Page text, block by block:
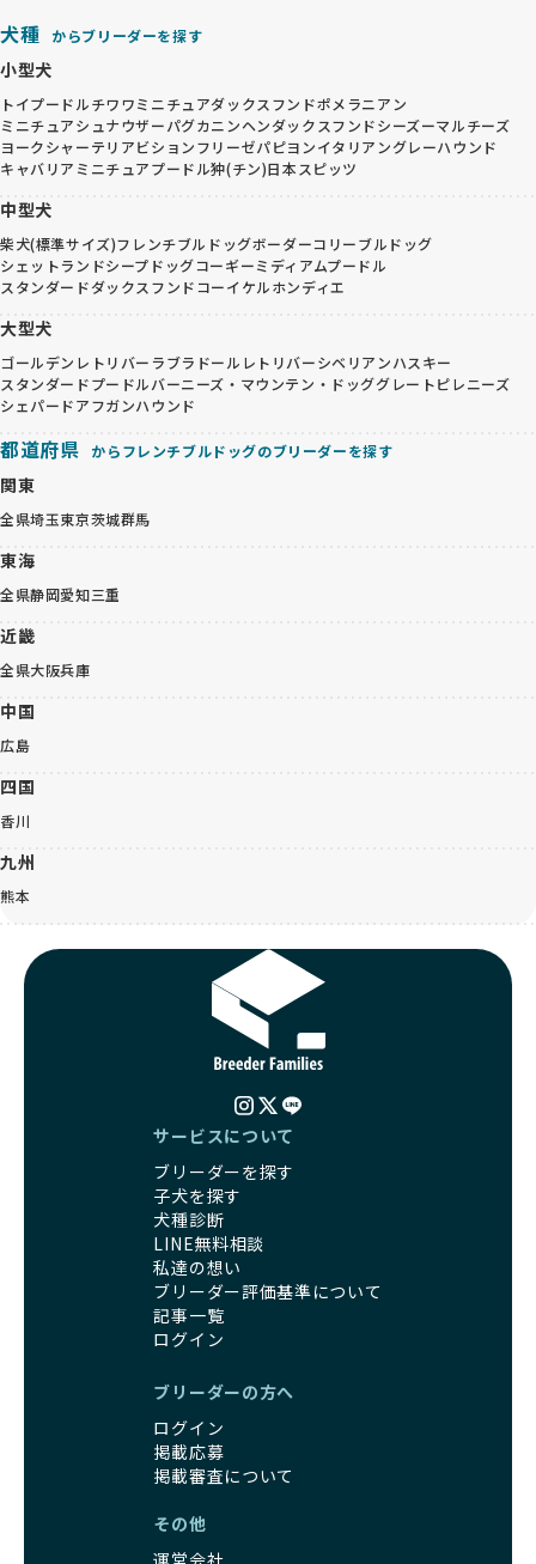
犬種 からブリーダーを探す
小型犬
トイプードルチワワミニチュアダックスフンドポメラニアン
ミニチュアシュナウザーパグカニンヘンダックスフンドシーズーマルチーズ
ヨークシャーテリアビションフリーゼパピヨンイタリアングレーハウンド
キャバリア ミニチュアプードル狆(チン)日本スピッツ
中型犬
柴犬(標準サイズ)フレンチブルドッグボーダーコリーブルドッグ
シェットランドシープドッグコーギーミディアムプードル
スタンダードダックスフンドコーイケルホンディエ
大型犬
ゴールデンレトリバー ラブラドールレトリバーシベリアンハスキー
スタンダードプードルバーニーズ・マウンテン・ドッググレートピレニーズ
シェパードアフガンハウンド
都道府県 からフレンチブルドッグのブリーダーを探す
関東
全県埼玉東京茨城群馬
東海
全県静岡愛知三重
近畿
全県大阪兵庫
中国
広島
四国
香川
九州
熊本
サービスについて
ブリーダーを探す
子犬を探す
犬種診断
LINE無料相談
私達の想い
ブリーダー評価基準について
記事一覧
ログイン
ブリーダーの方へ
ログイン
掲載応募
掲載審査について
その他
運営会社